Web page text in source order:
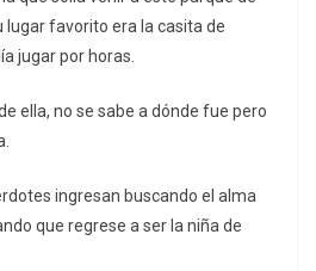
lugar favorito era la casita de
jugar por horas.
ella, no se sabe a dónde fue pero
ingresan buscando el alma
que regrese a ser la niña de